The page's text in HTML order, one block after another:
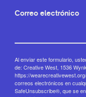
Correo electrónico
Al enviar este formulario,
de: Creative West, 1536
https://
correos electrónicos en
SafeUnsubscribe®, que se